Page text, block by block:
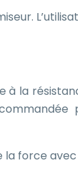
à la
force